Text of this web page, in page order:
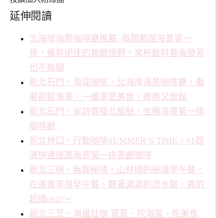
延伸閱讀
北海岸海景咖啡廳推薦~每間都是海景第一
排，擁有絕佳的無敵視野，來杯飲料看海發呆
也不無聊
新北石門。海堤咖啡，北海岸海景咖啡廳，看
著蔚藍海景，一邊享受美食，療癒又放鬆
新北石門。米詩堤極北藍點，坐擁海景第一排
咖啡廳
新北林口。行動咖啡SUMMER’S TIME，61西
濱快速道路海景第一排景觀咖啡
新北三峽。無聊秘境，山林間的秘境早午餐，
在溪邊享用早午餐、聽著潺潺的流水聲，真的
超級chill～
新北三芝。海邊灶咖,賞景、吹海風、吃美食,